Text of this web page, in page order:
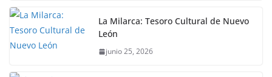
La Milarca: Tesoro Cultural de Nuevo
León
junio 25, 2026